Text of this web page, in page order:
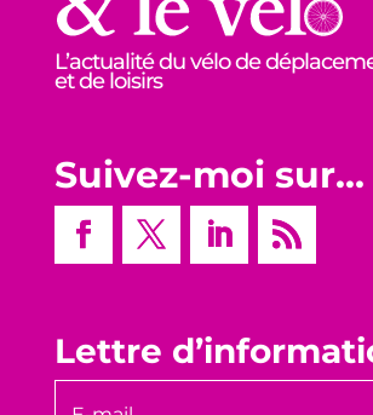
L’actualité du vélo de
et de loisirs
Suivez-moi sur…
Lettre